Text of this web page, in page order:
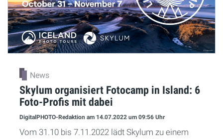
News
Skylum organisiert Fotocamp in Island: 6
Foto-Profis mit dabei
DigitalPHOTO-Redaktion am 14.07.2022 um 09:56 Uhr
Vom 31.10 bis 7.11.2022 lädt Skylum zu einem